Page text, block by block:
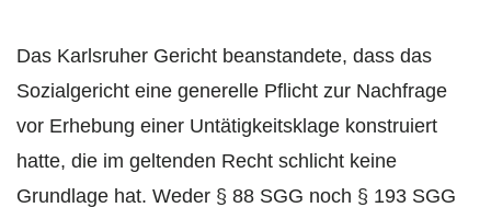
Das Karlsruher Gericht beanstandete, dass das
Sozialgericht eine generelle Pflicht zur Nachfrage
vor Erhebung einer Untätigkeitsklage konstruiert
hatte, die im geltenden Recht schlicht keine
Grundlage hat. Weder § 88 SGG noch § 193 SGG